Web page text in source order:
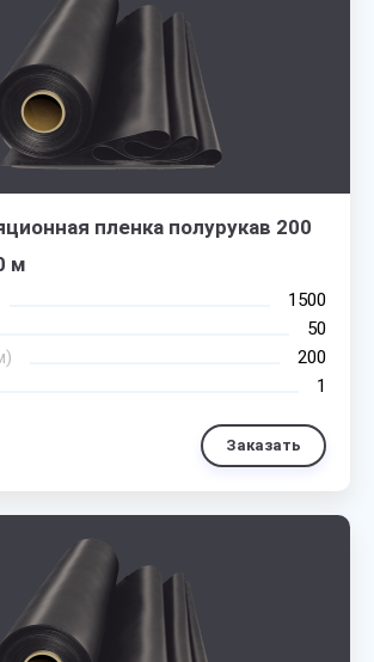
пленка полурукав 200
м
1500
50
200
1
Заказать